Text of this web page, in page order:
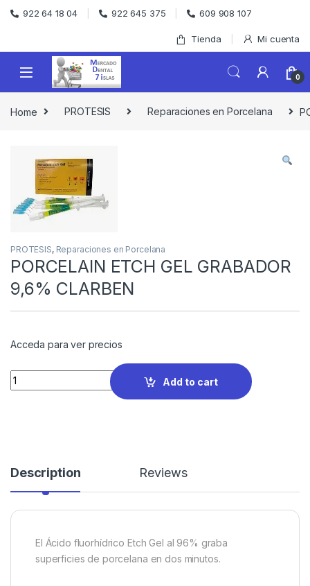
Skip to navigation
Skip to content
922 64 18 04 922 645 375 609 908 107
Tienda Mi cuenta
0
Home PROTESIS Reparaciones en Porcelana
PROTESIS, Reparaciones en Porcelana
PORCELAIN ETCH GEL GRABADOR
9,6% CLARBEN
Acceda para ver precios
Quantity
Add to cart
Description Reviews
El Ácido fluorhídrico Etch Gel al 96% graba
superficies de porcelana en dos minutos.